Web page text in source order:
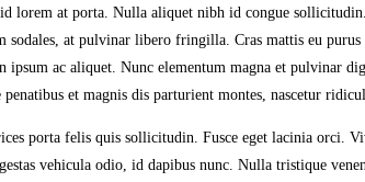
at porta. Nulla aliquet nibh id congue
at pulvinar libero fringilla. Cras mattis eu
ac aliquet. Nunc elementum magna et pulvinar
et magnis dis parturient montes, nascetur
porta felis quis sollicitudin. Fusce eget lacinia orci.
vehicula odio, id dapibus nunc. Nulla tristique